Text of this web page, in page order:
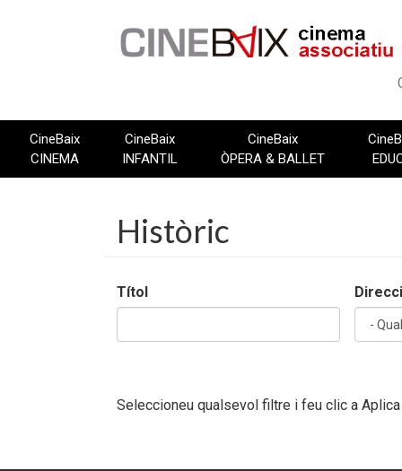
CineBaix
CINEMA
CineBaix
INFANTIL
CineBaix
ÒPERA & BALLET
Històric
Títol
Seleccioneu qualsevol filtre i feu clic a